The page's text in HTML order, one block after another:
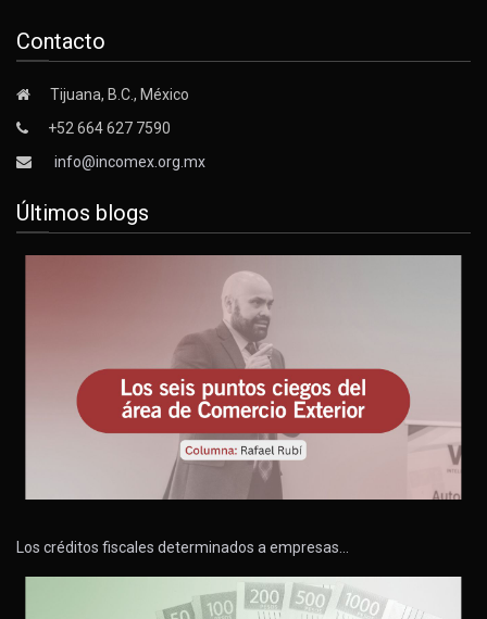
Contacto
Tijuana, B.C., México
+52 664 627 7590
info@incomex.org.mx
Últimos blogs
Los créditos fiscales determinados a empresas…